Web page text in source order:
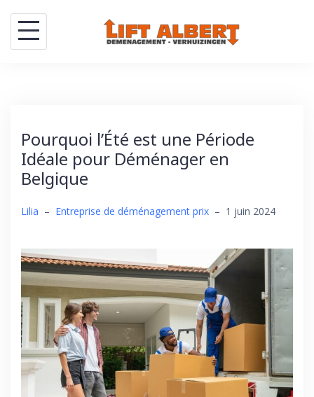
Skip
content
Pourquoi l’Été est une Période
Idéale pour Déménager en
Belgique
Lilia – Entreprise de déménagement prix – 1 juin 2024